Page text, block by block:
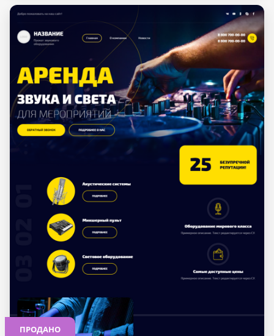
ПРОДАНО